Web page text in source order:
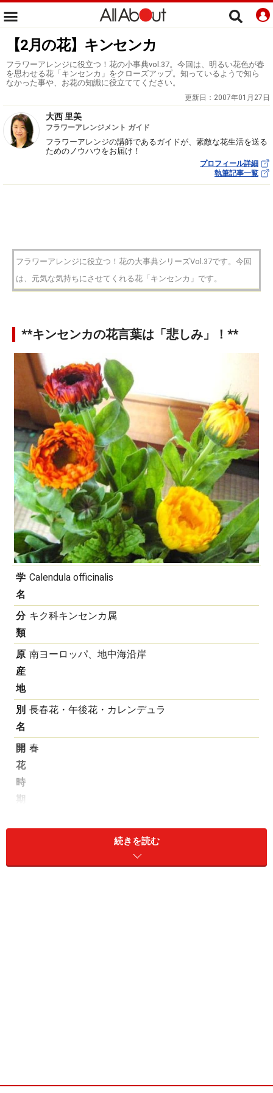
【2月の花】キンセンカ
フラワーアレンジに役立つ！花の小事典vol.37。今回は、明るい花色が春
を思わせる花「キンセンカ」をクローズアップ。知っているようで知ら
なかった事や、お花の知識に役立ててください。
更新日： 2007年01月27日
大西 里美
フラワーアレンジメント ガイド
フラワーアレンジの講師であるガイドが、素敵な花生活を送る
ためのノウハウをお届け！
プロフィール詳細
執筆記事一覧
フラワーアレンジに役立つ！花の大事典シリーズVol.37です。今回
は、元気な気持ちにさせてくれる花「キンセンカ」です。
**キンセンカの花言葉は「悲しみ」！**
学
名
Calendula officinalis
分
類
キク科キンセンカ属
原
産
地
南ヨーロッパ、地中海沿岸
別
名
長春花・午後花・カレンデュラ
開
花
時
期
春
しみ・悲しみと嘆き・暗い悲しみ・悲痛・別れを悲
しむ・別れの悲しみ・悲嘆・用心深い・乙女の美し
続きを読む